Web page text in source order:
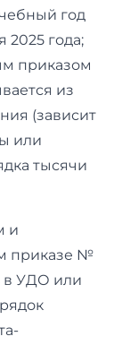
год
2025 года;
приказом
из
(зависит
или
тысячи
и
приказе №
в УДО или